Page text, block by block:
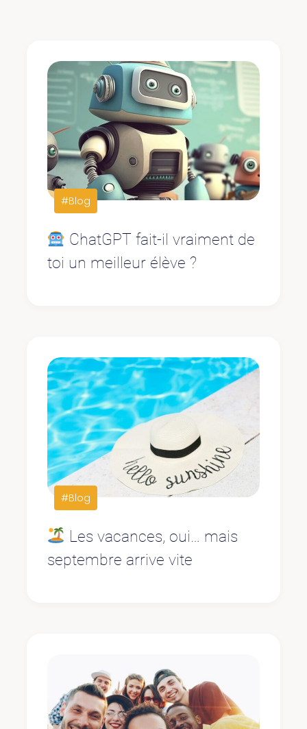
#Blog
ChatGPT fait-il vraiment de
toi un meilleur élève ?
#Blog
Les vacances, oui… mais
septembre arrive vite